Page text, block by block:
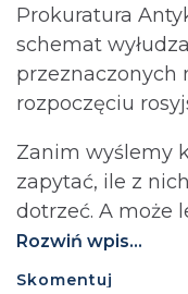
Prokuratura
schemat
przeznaczonych
rozpoczęciu
Zanim wyślemy
zapytać, ile z
dotrzeć. A może
Rozwiń wpis...
Skomentuj